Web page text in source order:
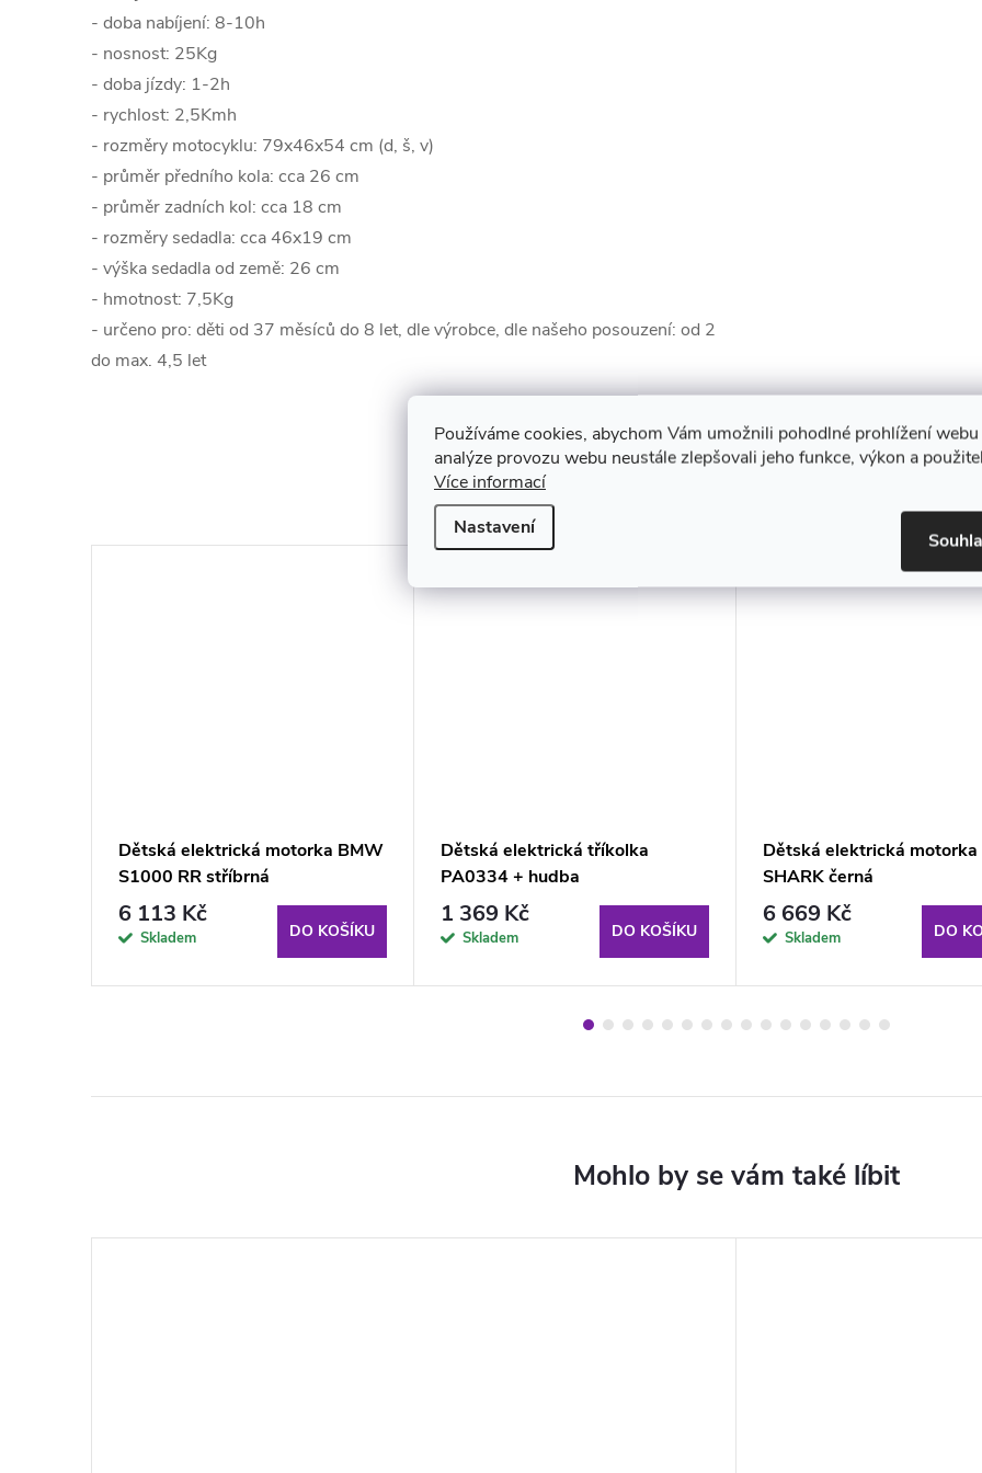
Používáme cookies, abychom Vám umožnili pohodlné prohlížení
analýze provozu webu neustále zlepšovali jeho funkce, výkon a
Více informací
Nastavení
- doba nabíjení: 8-10h
- nosnost: 25Kg
- doba jízdy: 1-2h
- rychlost: 2,5Kmh
- rozměry motocyklu: 79x46x54 cm (d, š, v)
- průměr předního kola: cca 26 cm
- průměr zadních kol: cca 18 cm
- rozměry sedadla: cca 46x19 cm
- výška sedadla od země: 26 cm
- hmotnost: 7,5Kg
- určeno pro: děti od 37 měsíců do 8 let, dle výrobce, dle našeho posouzení: od 2
do max. 4,5 let
K tomuto produktu doporučujeme ještě
Dětská elektrická motorka BMW
S1000 RR stříbrná
6 113 Kč
Skladem DO KOŠÍKU
Dětská elektrická tříkolka
PA0334 + hudba
1 369 Kč
Skladem DO KOŠÍKU
Dětská elektrická motorka
SHARK černá
6 669 Kč
Skladem DO